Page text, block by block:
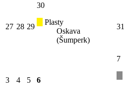
27 28 29
30
Plasty
Oskava
(Šumperk)
31
3 4 5 6
7